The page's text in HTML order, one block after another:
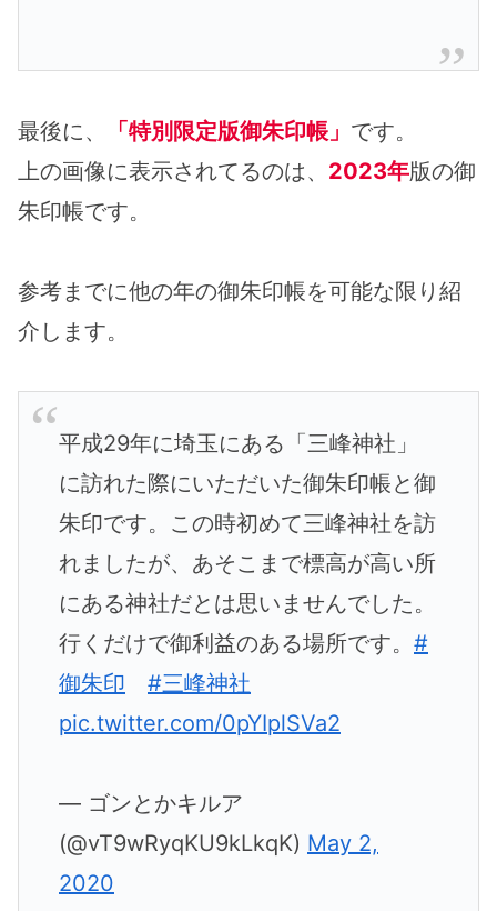
最後に、 「特別限定版御朱印帳」 です。
上の画像に表示されてるのは、 2023年版の御
朱印帳です。
参考までに他の年の御朱印帳を可能な限り紹
介します。
平成29年に埼玉にある「三峰神社」
に訪れた際にいただいた御朱印帳と御
朱印です。この時初めて三峰神社を訪
れましたが、あそこまで標高が高い所
にある神社だとは思いませんでした。
行くだけで御利益のある場所です。 #
御朱印
#三峰神社
pic.twitter.com/0pYIplSVa2
— ゴンとかキルア
(@vT9wRyqKU9kLkqK) May 2,
2020